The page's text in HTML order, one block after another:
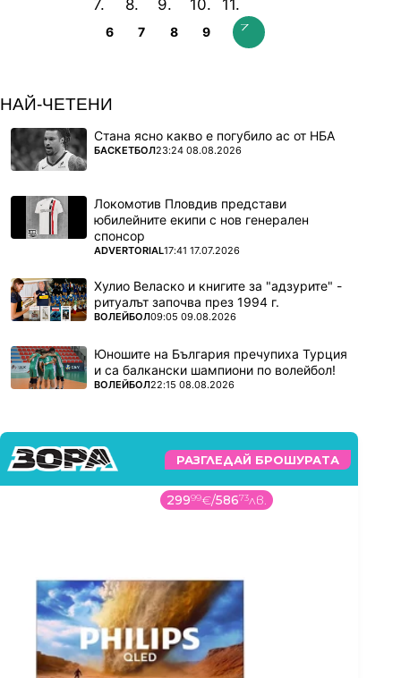
6 7 8 9
НАЙ-ЧЕТЕНИ
Стана ясно какво е погубило ас от НБА
ПОВЕЧЕ ОТ
БАСКЕТБОЛ23:24 08.08.2026
Локомотив Пловдив представи
юбилейните екипи с нов генерален
спонсор
ПОВЕЧЕ ОТ
ADVERTORIAL17:41 17.07.2026
Хулио Веласко и книгите за "адзурите" -
ритуалът започва през 1994 г.
ПОВЕЧЕ ОТ
ВОЛЕЙБОЛ09:05 09.08.2026
Юношите на България пречупиха Турция
и са балкански шампиони по волейбол!
ПОВЕЧЕ ОТ
ВОЛЕЙБОЛ22:15 08.08.2026
РАЗГЛЕДАЙ БРОШУРАТА
29999€/58673лв.